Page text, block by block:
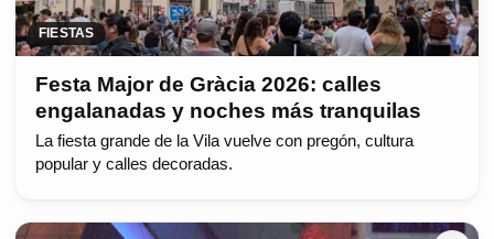
FIESTAS
Festa Major de Gràcia 2026: calles
engalanadas y noches más tranquilas
La fiesta grande de la Vila vuelve con pregón, cultura
popular y calles decoradas.